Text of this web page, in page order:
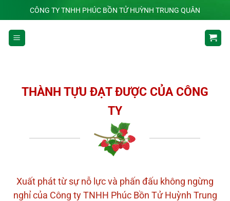
đến
nội
dung
CÔNG TY TNHH PHÚC BỒN TỬ HUỲNH TRUNG QUÂN
THÀNH TỰU ĐẠT ĐƯỢC CỦA CÔNG
TY
Xuất phát từ sự nỗ lực và phấn đấu không ngừng
nghỉ của Công ty TNHH Phúc Bồn Tử Huỳnh Trung